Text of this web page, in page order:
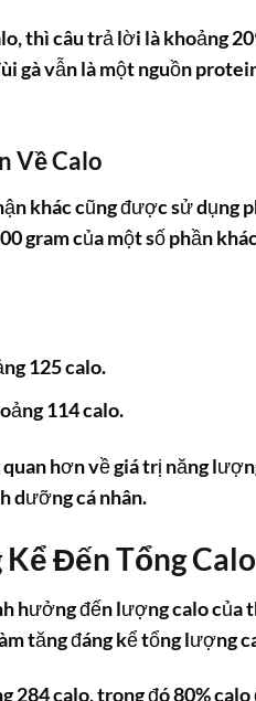
, thì câu trả lời là khoảng
gà vẫn là một nguồn
Về Calo
khác cũng được sử dụng
gramcủa một số phần
125 calo.
114 calo.
hơn về giá trị năng
dưỡng cá nhân.
Đến Tổng Calo
hưởng đến lượng calo của
tăng đáng kể tổng lượng
284 calo, trong đó 80%